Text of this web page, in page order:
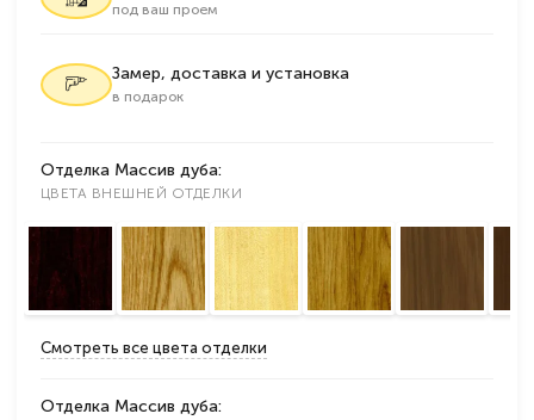
под ваш проем
Замер, доставка и установка
в подарок
Отделка Массив дуба:
ЦВЕТА ВНЕШНЕЙ ОТДЕЛКИ
Смотреть все цвета отделки
Отделка Массив дуба: